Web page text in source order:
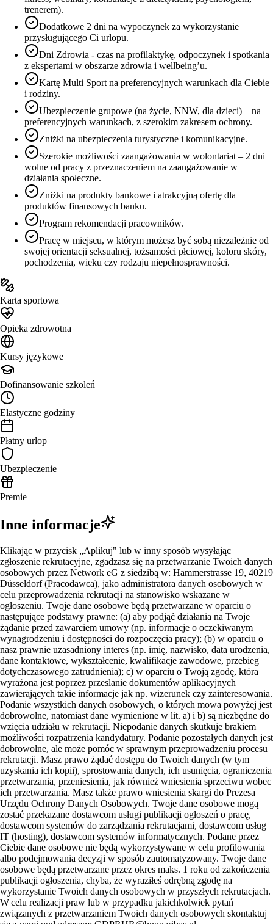
trenerem).
Dodatkowe 2 dni na wypoczynek za wykorzystanie
przysługującego Ci urlopu.
Dni Zdrowia - czas na profilaktykę, odpoczynek i spotkania
z ekspertami w obszarze zdrowia i wellbeing’u.
Kartę Multi Sport na preferencyjnych warunkach dla Ciebie
i rodziny.
Ubezpieczenie grupowe (na życie, NNW, dla dzieci) – na
preferencyjnych warunkach, z szerokim zakresem ochrony.
Zniżki na ubezpieczenia turystyczne i komunikacyjne.
Szerokie możliwości zaangażowania w wolontariat – 2 dni
wolne od pracy z przeznaczeniem na zaangażowanie w
działania społeczne.
Zniżki na produkty bankowe i atrakcyjną ofertę dla
produktów finansowych banku.
Program rekomendacji pracowników.
Pracę w miejscu, w którym możesz być sobą niezależnie od
swojej orientacji seksualnej, tożsamości płciowej, koloru skóry,
pochodzenia, wieku czy rodzaju niepełnosprawności.
Karta sportowa
Opieka zdrowotna
Kursy językowe
Dofinansowanie szkoleń
Elastyczne godziny
Płatny urlop
Ubezpieczenie
Premie
Inne informacje
Klikając w przycisk „Aplikuj" lub w inny sposób wysyłając
zgłoszenie rekrutacyjne, zgadzasz się na przetwarzanie Twoich danych
osobowych przez Network eG z siedzibą w: Hammerstrasse 19, 40219
Düsseldorf (Pracodawca), jako administratora danych osobowych w
celu przeprowadzenia rekrutacji na stanowisko wskazane w
ogłoszeniu. Twoje dane osobowe będą przetwarzane w oparciu o
następujące podstawy prawne: (a) aby podjąć działania na Twoje
żądanie przed zawarciem umowy (np. informacje o oczekiwanym
wynagrodzeniu i dostępności do rozpoczęcia pracy); (b) w oparciu o
nasz prawnie uzasadniony interes (np. imię, nazwisko, data urodzenia,
dane kontaktowe, wykształcenie, kwalifikacje zawodowe, przebieg
dotychczasowego zatrudnienia); c) w oparciu o Twoją zgodę, która
wyrażona jest poprzez przeslanie dokumentów aplikacyjnych
zawierających takie informacje jak np. wizerunek czy zainteresowania.
Podanie wszystkich danych osobowych, o których mowa powyżej jest
dobrowolne, natomiast dane wymienione w lit. a) i b) są niezbędne do
wzięcia udziału w rekrutacji. Niepodanie danych skutkuje brakiem
możliwości rozpatrzenia kandydatury. Podanie pozostałych danych jest
dobrowolne, ale może pomóc w sprawnym przeprowadzeniu procesu
rekrutacji. Masz prawo żądać dostępu do Twoich danych (w tym
uzyskania ich kopii), sprostowania danych, ich usunięcia, ograniczenia
przetwarzania, przeniesienia, jak również wniesienia sprzeciwu wobec
ich przetwarzania. Masz także prawo wniesienia skargi do Prezesa
Urzędu Ochrony Danych Osobowych. Twoje dane osobowe mogą
zostać przekazane dostawcom usługi publikacji ogłoszeń o pracę,
dostawcom systemów do zarządzania rekrutacjami, dostawcom usług
IT (hosting), dostawcom systemów informatycznych. Podane przez
Ciebie dane osobowe nie będą wykorzystywane w celu profilowania
albo podejmowania decyzji w sposób zautomatyzowany. Twoje dane
osobowe będą przetwarzane przez okres maks. 1 roku od zakończenia
publikacji ogłoszenia, chyba, że wyraziłeś odrębną zgodę na
wykorzystanie Twoich danych osobowych w przyszłych rekrutacjach.
W celu realizacji praw lub w przypadku jakichkolwiek pytań
związanych z przetwarzaniem Twoich danych osobowych skontaktuj